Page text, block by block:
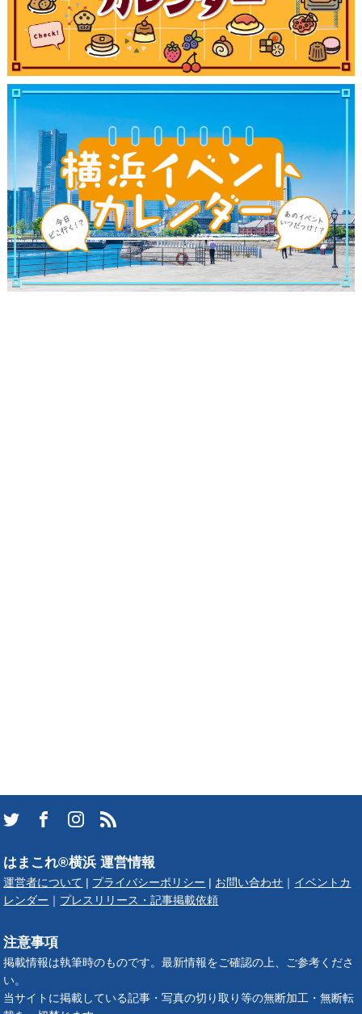
はまこれ®横浜 運営情報
運営者について プライバシーポリシー お問い合わせ
イベントカ
レンダー
プレスリリース・記事掲載依頼
注意事項
掲載情報は執筆時のものです。最新情報をご確認の上、ご参考くださ
い。
当サイトに掲載している記事・写真の切り取り等の無断加工・無断転